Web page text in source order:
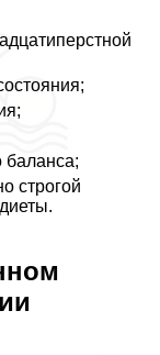
баланса;
строгой